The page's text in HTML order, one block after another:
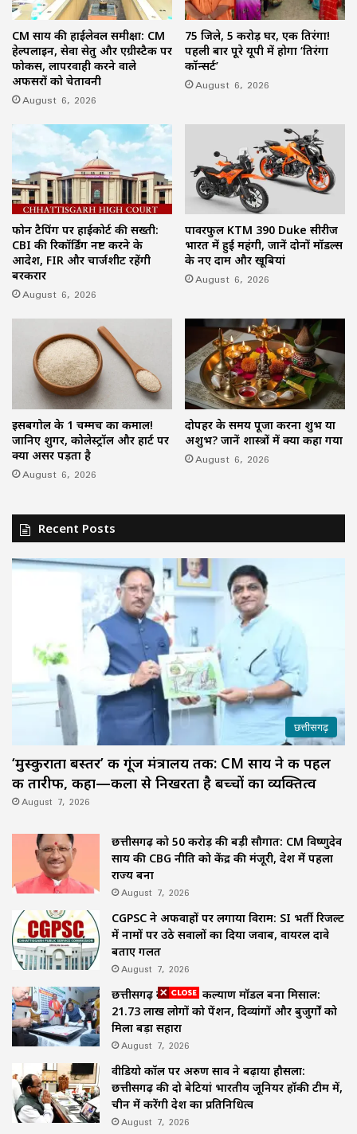
CM साय की हाईलेवल समीक्षा: CM
हेल्पलाइन, सेवा सेतु और एग्रीस्टैक पर
फोकस, लापरवाही करने वाले
अफसरों को चेतावनी
August 6, 2026
75 जिले, 5 करोड़ घर, एक तिरंगा!
पहली बार पूरे यूपी में होगा ‘तिरंगा
कॉन्सर्ट’
August 6, 2026
फोन टैपिंग पर हाईकोर्ट की सख्ती:
CBI की रिकॉर्डिंग नष्ट करने के
आदेश, FIR और चार्जशीट रहेंगी
बरकरार
August 6, 2026
पावरफुल KTM 390 Duke सीरीज
भारत में हुई महंगी, जानें दोनों मॉडल्स
के नए दाम और खूबियां
August 6, 2026
इसबगोल के 1 चम्मच का कमाल!
जानिए शुगर, कोलेस्ट्रॉल और हार्ट पर
क्या असर पड़ता है
August 6, 2026
दोपहर के समय पूजा करना शुभ या
अशुभ? जानें शास्त्रों में क्या कहा गया
August 6, 2026
Recent Posts
छत्तीसगढ़
‘मुस्कुराता बस्तर’ की गूंज मंत्रालय तक: CM साय ने की पहल
की तारीफ, कहा—कला से निखरता है बच्चों का व्यक्तित्व
August 7, 2026
छत्तीसगढ़ को 50 करोड़ की बड़ी सौगात: CM विष्णुदेव
साय की CBG नीति को केंद्र की मंजूरी, देश में पहला
राज्य बना
August 7, 2026
CGPSC ने अफवाहों पर लगाया विराम: SI भर्ती रिजल्ट
में नामों पर उठे सवालों का दिया जवाब, वायरल दावे
बताए गलत
August 7, 2026
छत्तीसगढ़ का समाज कल्याण मॉडल बना मिसाल:
21.73 लाख लोगों को पेंशन, दिव्यांगों और बुजुर्गों को
मिला बड़ा सहारा
August 7, 2026
वीडियो कॉल पर अरुण साव ने बढ़ाया हौसला:
छत्तीसगढ़ की दो बेटियां भारतीय जूनियर हॉकी टीम में,
चीन में करेंगी देश का प्रतिनिधित्व
August 7, 2026